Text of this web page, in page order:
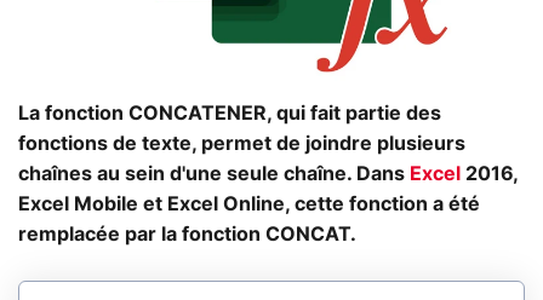
La fonction CONCATENER, qui fait partie des
fonctions de texte, permet de joindre plusieurs
chaînes au sein d'une seule chaîne. Dans Excel 2016,
Excel Mobile et Excel Online, cette fonction a été
remplacée par la fonction CONCAT.